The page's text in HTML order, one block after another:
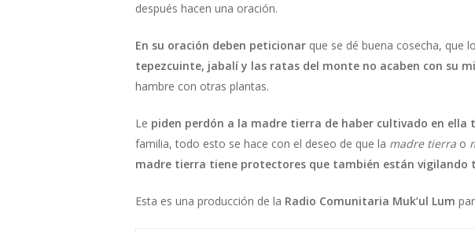
después hacen una oración.
En su oración deben peticionar que se dé buena cosecha, que
tepezcuinte, jabalí y las ratas del monte no acaben con su
hambre con otras plantas.
Le piden perdón a la madre tierra de haber cultivado en
familia, todo esto se hace con el deseo de que la madre tierra o
madre tierra tiene protectores que también están vigilando
Esta es una producción de la Radio Comunitaria Muk’ul Lum